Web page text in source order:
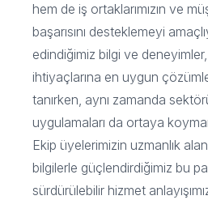
hem de iş ortaklarımızın ve
başarısını desteklemeyi
edindiğimiz bilgi ve
ihtiyaçlarına en uygun
tanırken, aynı zamanda
uygulamaları da ortaya
Ekip üyelerimizin uzmanlık
bilgilerle güçlendirdiğimiz bu
sürdürülebilir hizmet